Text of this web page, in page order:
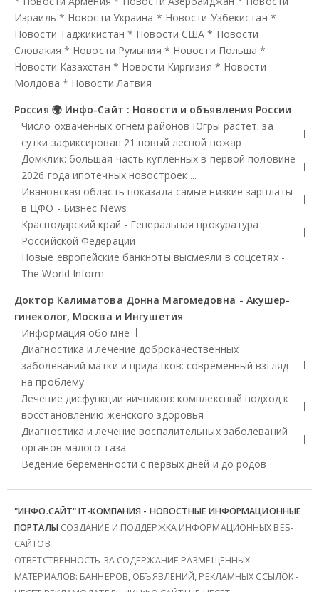
Израиль * Новости Украина * Новости Узбекистан *
Новости Таджикистан * Новости США * Новости
Словакия * Новости Румыния * Новости Польша *
Новости Казахстан * Новости Киргизия * Новости
Молдова * Новости Латвия
Россия 🌍 Инфо-Сайт : Новости и объявления России
Число охваченных огнем районов Югры растет: за
сутки зафиксирован 21 новый лесной пожар
Домклик: большая часть купленных в первой половине
2026 года ипотечных новостроек ...
Ивановская область показала самые низкие зарплаты
в ЦФО - Бизнес News
Краснодарский край - Генеральная прокуратура
Российской Федерации
Новые европейские банкноты высмеяли в соцсетях -
The World Inform
Доктор Калиматова Донна Магомедовна - Акушер-
гинеколог, Москва и Ингушетия
Информация обо мне
Диагностика и лечение доброкачественных
заболеваний матки и придатков: современный взгляд
на проблему
Лечение дисфункции яичников: комплексный подход к
восстановлению женского здоровья
Диагностика и лечение воспалительных заболеваний
органов малого таза
Ведение беременности с первых дней и до родов
"ИНФО.САЙТ" IT-КОМПАНИЯ - НОВОСТНЫЕ ИНФОРМАЦИОННЫЕ
ПОРТАЛЫСОЗДАНИЕ И ПОДДЕРЖКА ИНФОРМАЦИОННЫХ ВЕБ-
САЙТОВ
ОТВЕТСТВЕННОСТЬ ЗА СОДЕРЖАНИЕ РАЗМЕЩЕННЫХ
МАТЕРИАЛОВ: БАННЕРОВ, ОБЪЯВЛЕНИЙ, РЕКЛАМНЫХ ССЫЛОК -